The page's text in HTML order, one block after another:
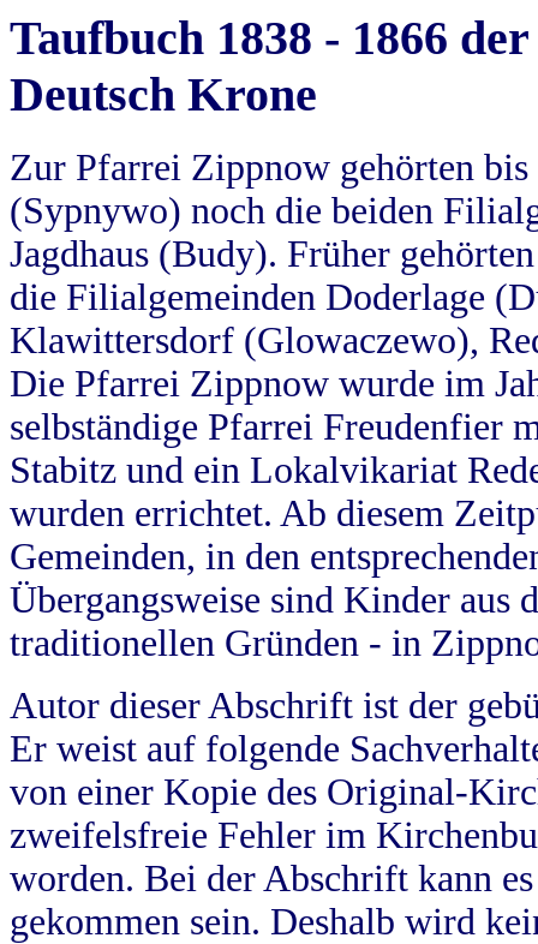
Taufbuch 1838 - 1866
Deutsch Krone
Zur Pfarrei Zippnow gehörten
(Sypnywo) noch die beiden
Jagdhaus (Budy). Früher
die Filialgemeinden Doderlage
Klawittersdorf (Glowaczewo),
Die Pfarrei Zippnow wurde im
selbständige Pfarrei Freudenfier
Stabitz und ein Lokalvikariat
wurden errichtet. Ab diesem
Gemeinden, in den
Übergangsweise sind Kinder aus
traditionellen Gründen - in
Autor dieser Abschrift ist der
Er weist auf folgende
von einer Kopie des Original-
zweifelsfreie Fehler im
worden. Bei der Abschrift kann
gekommen sein. Deshalb wird